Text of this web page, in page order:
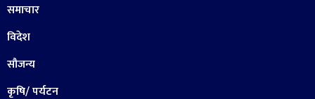
समाचार
विदेश
सौजन्य
कृषि/ पर्यटन